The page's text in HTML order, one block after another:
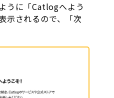
うに「Catlogへよう
示されるので、「次